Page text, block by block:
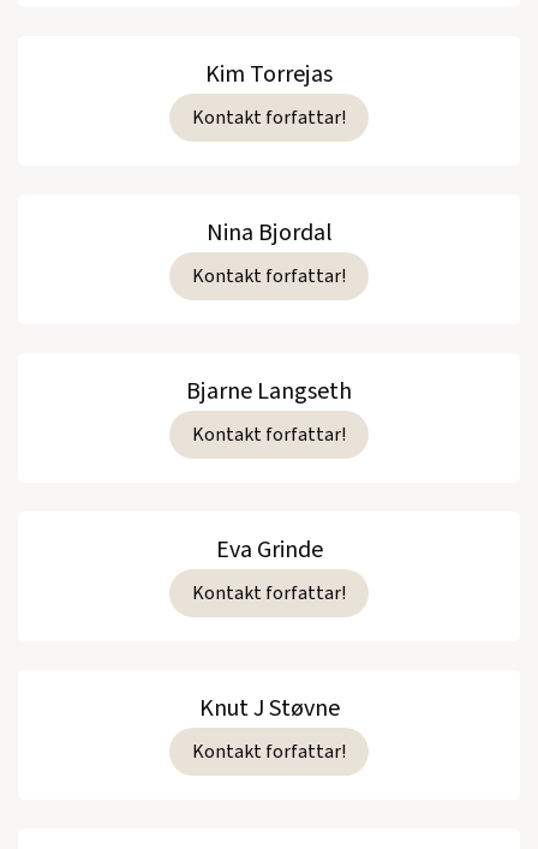
Kim Torrejas
Kontakt forfattar!
Nina Bjordal
Kontakt forfattar!
Bjarne Langseth
Kontakt forfattar!
Eva Grinde
Kontakt forfattar!
Knut J Støvne
Kontakt forfattar!